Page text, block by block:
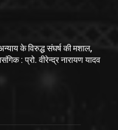
के विरुद्ध संघर्ष की मशाल,
: प्रो. वीरेन्द्र नारायण यादव